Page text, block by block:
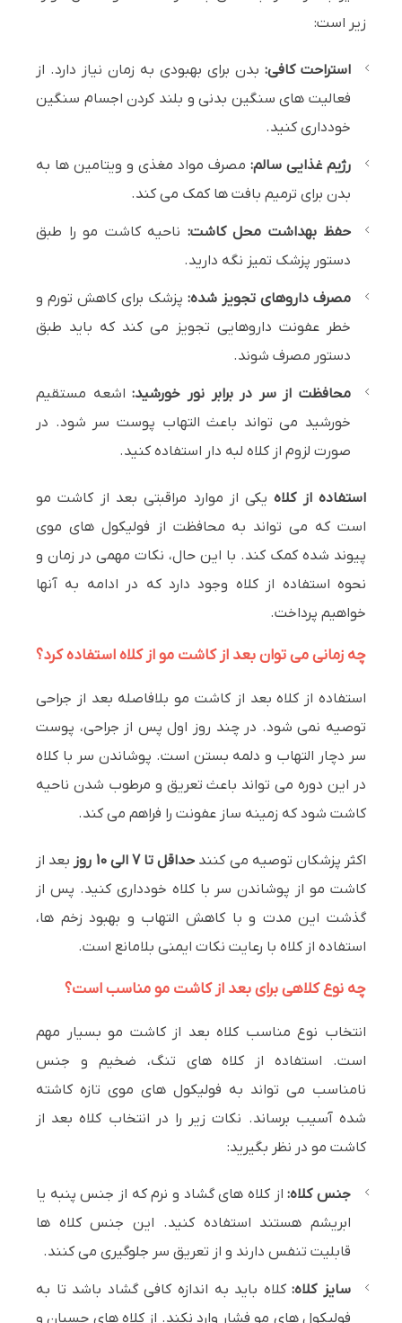
زیر است:
استراحت کافی: بدن برای بهبودی به زمان نیاز دارد. از
فعالیت های سنگین بدنی و بلند کردن اجسام سنگین
خودداری کنید.
رژیم غذایی سالم: مصرف مواد مغذی و ویتامین ها به
بدن برای ترمیم بافت ها کمک می کند.
حفظ بهداشت محل کاشت: ناحیه کاشت مو را طبق
دستور پزشک تمیز نگه دارید.
مصرف داروهای تجویز شده: پزشک برای کاهش تورم و
خطر عفونت داروهایی تجویز می کند که باید طبق
دستور مصرف شوند.
محافظت از سر در برابر نور خورشید:اشعه مستقیم
خورشید می تواند باعث التهاب پوست سر شود. در
صورت لزوم از کلاه لبه دار استفاده کنید.
استفاده از کلاهیکی از موارد مراقبتی بعد از کاشت مو
است که می تواند به محافظت از فولیکول های موی
پیوند شده کمک کند. با این حال، نکات مهمی در زمان و
نحوه استفاده از کلاه وجود دارد که در ادامه به آنها
خواهیم پرداخت.
چه زمانی می توان بعد از کاشت مو از کلاه استفاده کرد؟
استفاده از کلاه بعد از کاشت مو بلافاصله بعد از جراحی
توصیه نمی شود. در چند روز اول پس از جراحی، پوست
سر دچار التهاب و دلمه بستن است. پوشاندن سر با کلاه
در این دوره می تواند باعث تعریق و مرطوب شدن ناحیه
کاشت شود که زمینه ساز عفونت را فراهم می کند.
اکثر پزشکان توصیه می کنند حداقل تا 7 الی 10 روز
بعد از
کاشت مو از پوشاندن سر با کلاه خودداری کنید. پس از
گذشت این مدت و با کاهش التهاب و بهبود زخم ها،
استفاده از کلاه با رعایت نکات ایمنی بلامانع است.
چه نوع کلاهی برای بعد از کاشت مو مناسب است؟
انتخاب نوع مناسب کلاه بعد از کاشت مو بسیار مهم
است. استفاده از کلاه های تنگ، ضخیم و جنس
نامناسب می تواند به فولیکول های موی تازه کاشته
شده آسیب برساند. نکات زیر را در انتخاب کلاه بعد از
کاشت مو در نظر بگیرید:
جنس کلاه:از کلاه های گشاد و نرم که از جنس پنبه یا
ابریشم هستند استفاده کنید. این جنس کلاه ها
قابلیت تنفس دارند و از تعریق سر جلوگیری می کنند.
سایز کلاه:کلاه باید به اندازه کافی گشاد باشد تا به
فولیکول های مو فشار وارد نکند. از کلاه های چسبان و